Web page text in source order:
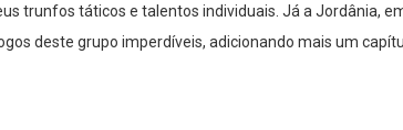
trunfos táticos e talentos individuais. Já a Jordânia,
deste grupo imperdíveis, adicionando mais um